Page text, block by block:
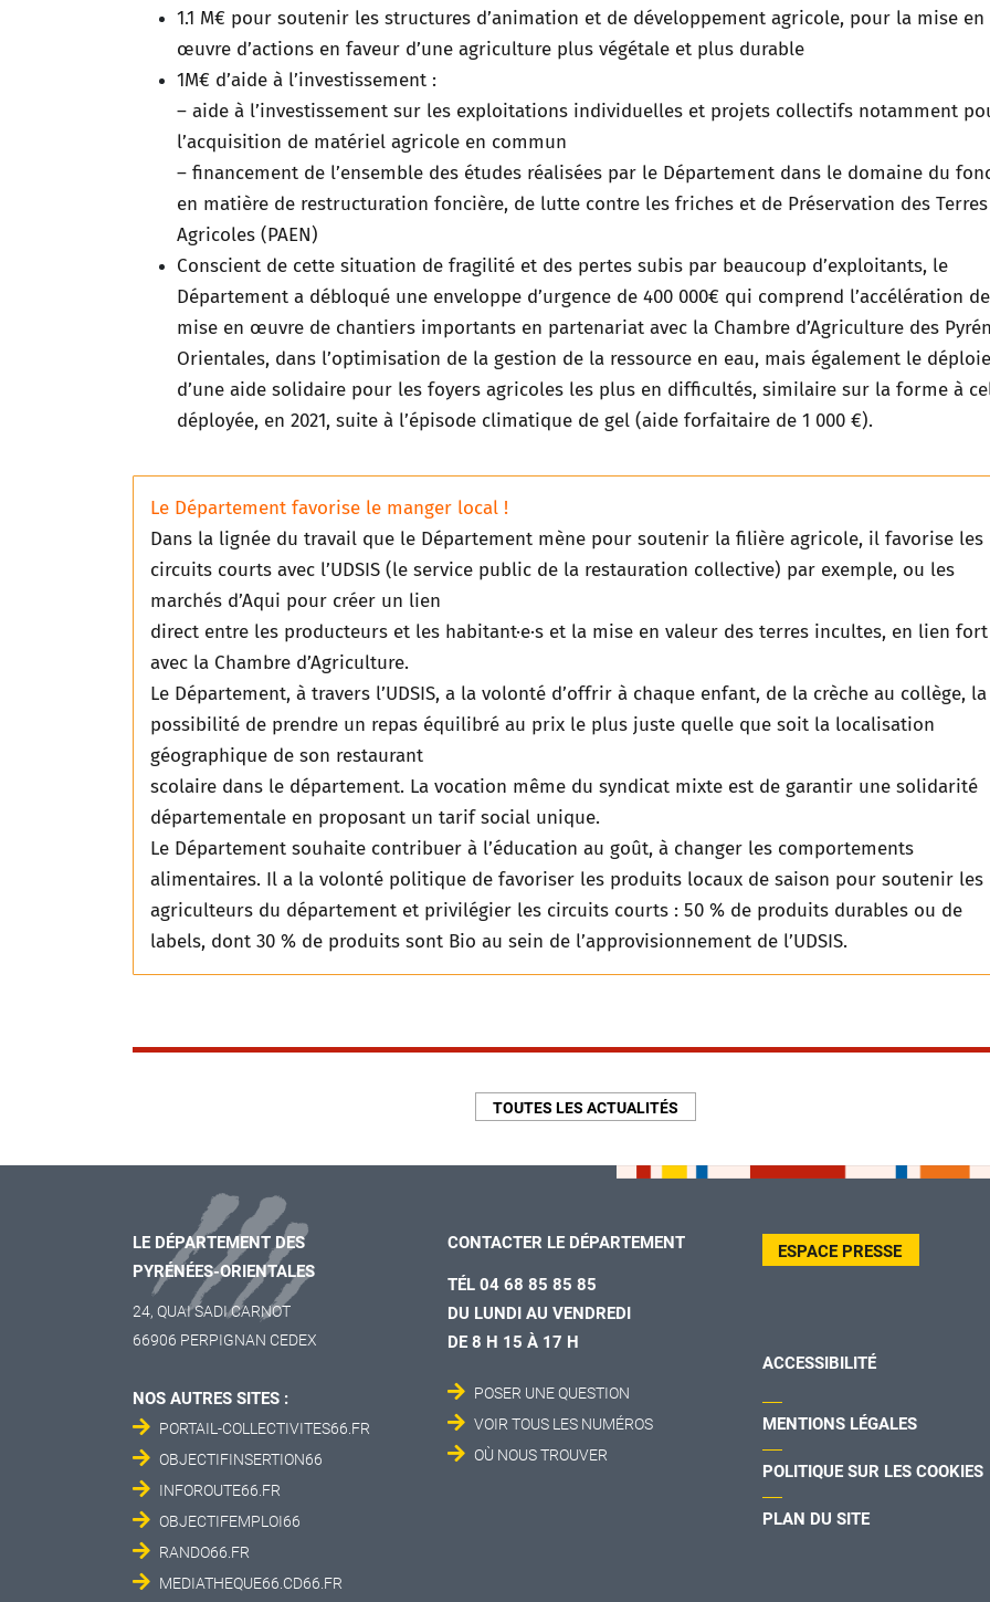
1.1 M€ pour soutenir les structures d’animation et de développement agricole, pour la mise en
œuvre d’actions en faveur d’une agriculture plus végétale et plus durable
1M€ d’aide à l’investissement :
– aide à l’investissement sur les exploitations individuelles et projets collectifs notamment
l’acquisition de matériel agricole en commun
– financement de l’ensemble des études réalisées par le Département dans le domaine du
en matière de restructuration foncière, de lutte contre les friches et de Préservation des Terres
Agricoles (PAEN)
Conscient de cette situation de fragilité et des pertes subis par beaucoup d’exploitants, le
Département a débloqué une enveloppe d’urgence de 400 000€ qui comprend l’accélération
mise en œuvre de chantiers importants en partenariat avec la Chambre d’Agriculture des
Orientales, dans l’optimisation de la gestion de la ressource en eau, mais également le
d’une aide solidaire pour les foyers agricoles les plus en difficultés, similaire sur la forme à
déployée, en 2021, suite à l’épisode climatique de gel (aide forfaitaire de 1 000 €).
Le Département favorise le manger local !
Dans la lignée du travail que le Département mène pour soutenir la filière agricole, il favorise les
circuits courts avec l’UDSIS (le service public de la restauration collective) par exemple, ou les
marchés d’Aqui pour créer un lien
direct entre les producteurs et les habitant·e·s et la mise en valeur des terres incultes, en lien fort
avec la Chambre d’Agriculture.
Le Département, à travers l’UDSIS, a la volonté d’offrir à chaque enfant, de la crèche au collège, la
possibilité de prendre un repas équilibré au prix le plus juste quelle que soit la localisation
géographique de son restaurant
scolaire dans le département. La vocation même du syndicat mixte est de garantir une solidarité
départementale en proposant un tarif social unique.
Le Département souhaite contribuer à l’éducation au goût, à changer les comportements
alimentaires. Il a la volonté politique de favoriser les produits locaux de saison pour soutenir les
agriculteurs du département et privilégier les circuits courts : 50 % de produits durables ou de
labels, dont 30 % de produits sont Bio au sein de l’approvisionnement de l’UDSIS.
TOUTES LES ACTUALITÉS
LE DÉPARTEMENT DES
PYRÉNÉES-ORIENTALES
24, QUAI SADI CARNOT
66906 PERPIGNAN CEDEX
NOS AUTRES SITES :
PORTAIL-COLLECTIVITES66.FR
OBJECTIFINSERTION66
INFOROUTE66.FR
OBJECTIFEMPLOI66
RANDO66.FR
MEDIATHEQUE66.CD66.FR
CONTACTER LE DÉPARTEMENT
TÉL 04 68 85 85 85
DU LUNDI AU VENDREDI
DE 8 H 15 À 17 H
POSER UNE QUESTION
VOIR TOUS LES NUMÉROS
OÙ NOUS TROUVER
ESPACE PRESSE
ACCESSIBILITÉ
MENTIONS LÉGALES
POLITIQUE SUR LES COOKIES
PLAN DU SITE